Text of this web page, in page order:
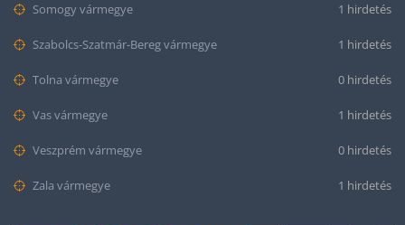
Somogy vármegye 1 hirdetés
Szabolcs-Szatmár-Bereg vármegye 1 hirdetés
Tolna vármegye 0 hirdetés
Vas vármegye 1 hirdetés
Veszprém vármegye 0 hirdetés
Zala vármegye 1 hirdetés